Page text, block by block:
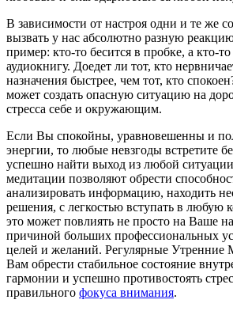
В зависимости от настроя одни и те же
вызвать у нас абсолютно разную
пример: кто-то бесится в пробке, а кто-
аудиокнигу. Доедет ли тот, кто
назначения быстрее, чем тот, кто
может создать опасную ситуацию на
стресса себе и окружающим.
Если Вы спокойны, уравновешенны и
энергии, то любые невзгоды встретите
успешно найти выход из любой
медитации позволяют обрести
анализировать информацию, находить
решения, с легкостью вступать в
это может повлиять не просто на Ваше
причиной больших профессиональных
целей и желаний. Регулярные Утренние
Вам обрести стабильное состояние
гармонии и успешно противостоять
правильного фокуса внимания.